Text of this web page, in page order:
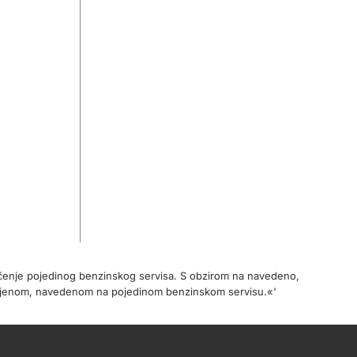
pojedinog benzinskog servisa. S obzirom na navedeno,
navedenom na pojedinom benzinskom servisu.«'